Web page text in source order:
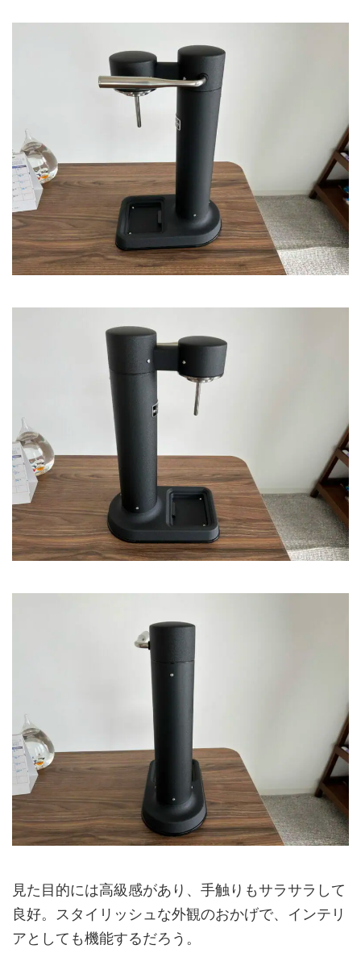
見た目的には高級感があり、手触りもサラサラして
良好。スタイリッシュな外観のおかげで、インテリ
アとしても機能するだろう。